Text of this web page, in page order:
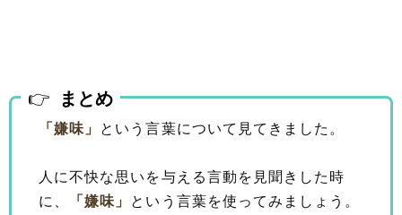
まとめ
「嫌味」 という言葉について見てきました。
人に不快な思いを与える言動を見聞きした時
に、
「嫌味」 という言葉を使ってみましょう。